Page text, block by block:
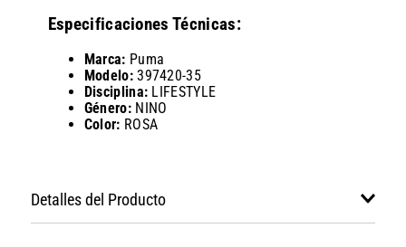
Especificaciones Técnicas:
Marca: Puma
Modelo:397420-35
Disciplina: LIFESTYLE
Género:NINO
Color: ROSA
Detalles del Producto